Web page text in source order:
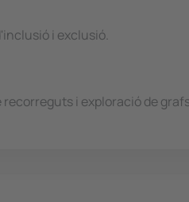
i exclusió.
i exploració de